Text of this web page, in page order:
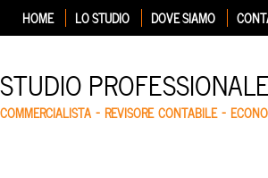
HOME LO STUDIO DOVE SIAMO
STUDIO
COMMERCIALISTA – REVISORE CONTABILE –